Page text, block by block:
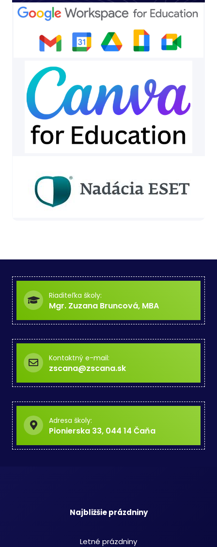
Riaditeľka školy:
Mgr. Zuzana Bruncová, MBA
Kontaktný e-mail:
zscana@zscana.sk
Adresa školy:
Pionierska 33, 044 14 Čaňa
Najbližšie prázdniny
Letné prázdniny